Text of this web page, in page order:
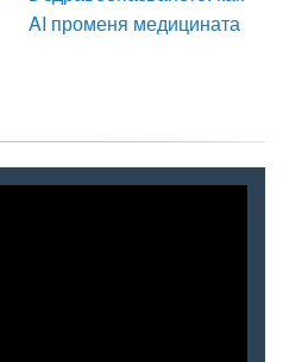
AI променя медицината